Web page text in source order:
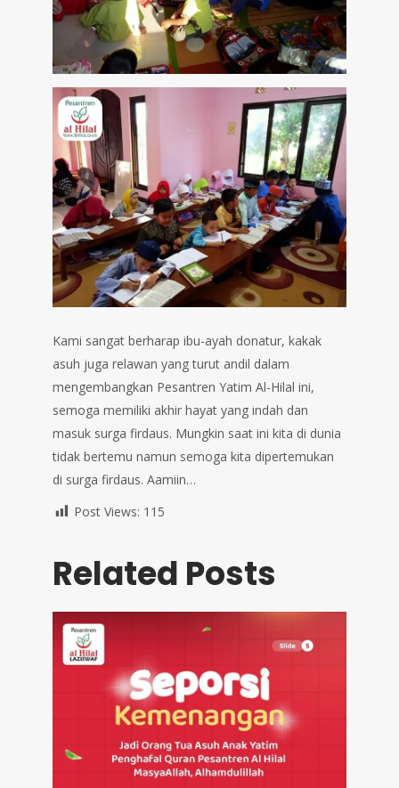
Kami sangat berharap ibu-ayah donatur, kakak
asuh juga relawan yang turut andil dalam
mengembangkan Pesantren Yatim Al-Hilal ini,
semoga memiliki akhir hayat yang indah dan
masuk surga firdaus. Mungkin saat ini kita di dunia
tidak bertemu namun semoga kita dipertemukan
di surga firdaus. Aamiin…
Post Views: 115
Related Posts